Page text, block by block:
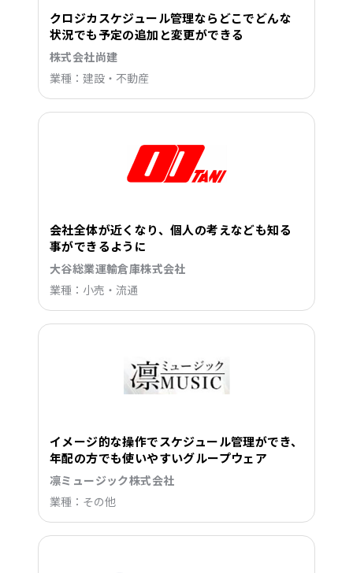
クロジカスケジュール管理ならどこでどんな
状況でも予定の追加と変更ができる
株式会社尚建
業種：建設・不動産
会社全体が近くなり、個人の考えなども知る
事ができるように
大谷総業運輸倉庫株式会社
業種：小売・流通
イメージ的な操作でスケジュール管理ができ、
年配の方でも使いやすいグループウェア
凛ミュージック株式会社
業種：その他